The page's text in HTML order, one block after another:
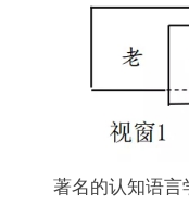
著名的认知语言学